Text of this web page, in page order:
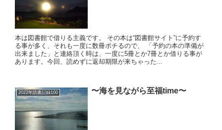
本は図書館で借りる主義です。 その本は“図書館サイト”に予約す
る事が多く、それも一度に数冊ポチるので、 「予約の本の準備が
出来ました」と連絡頂く時は、一度に5冊とか7冊とか借りる事が
あります。今回、読めずに返却期限が来ちゃった...
2022年読書記録100 〜海を見ながら至福time〜